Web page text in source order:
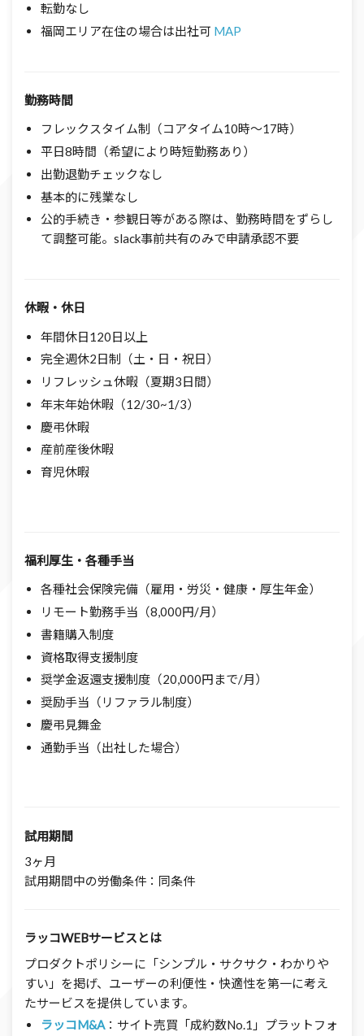
転勤なし
福岡エリア在住の場合は出社可 MAP
勤務時間
フレックスタイム制（コアタイム10時～17時）
平日8時間（希望により時短勤務あり）
出勤退勤チェックなし
基本的に残業なし
公的手続き・参観日等がある際は、勤務時間をずらし
て調整可能。slack事前共有のみで申請承認不要
休暇・休日
年間休日120日以上
完全週休2日制（土・日・祝日）
リフレッシュ休暇（夏期3日間）
年末年始休暇（12/30~1/3）
慶弔休暇
産前産後休暇
育児休暇
福利厚生・各種手当
各種社会保険完備（雇用・労災・健康・厚生年金）
リモート勤務手当（8,000円/月）
書籍購入制度
資格取得支援制度
奨学金返還支援制度（20,000円まで/月）
奨励手当（リファラル制度）
慶弔見舞金
通勤手当（出社した場合）
試用期間
3ヶ月
試用期間中の労働条件：同条件
ラッコWEBサービス とは
プロダクトポリシーに「シンプル・サクサク・わかりや
すい」を掲げ、ユーザーの利便性・快適性を第一に考え
たサービスを提供しています。
ラッコM&A：サイト売買「成約数No.1」プラットフォ